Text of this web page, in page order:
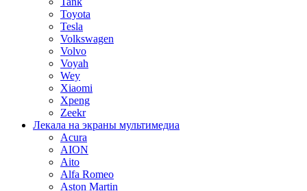
Toyota
Tesla
Volkswagen
Volvo
Voyah
Wey
Xiaomi
Xpeng
Zeekr
Лекала на экраны мультимедиа
Acura
AION
Aito
Alfa Romeo
Aston Martin